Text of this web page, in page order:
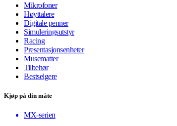
Mikrofoner
Høyttalere
Digitale penner
Simuleringsutstyr
Racing
Presentasjonsenheter
Musematter
Tilbehør
Bestselgere
Kjøp på din måte
MX-serien